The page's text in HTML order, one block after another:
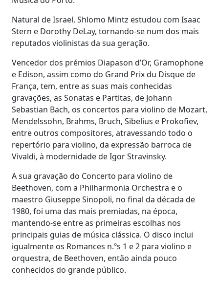
Natural de Israel, Shlomo Mintz estudou com Isaac
Stern e Dorothy DeLay, tornando-se num dos mais
reputados violinistas da sua geração.
Vencedor dos prémios Diapason d’Or, Gramophone
e Edison, assim como do Grand Prix du Disque de
França, tem, entre as suas mais conhecidas
gravações, as Sonatas e Partitas, de Johann
Sebastian Bach, os concertos para violino de Mozart,
Mendelssohn, Brahms, Bruch, Sibelius e Prokofiev,
entre outros compositores, atravessando todo o
repertório para violino, da expressão barroca de
Vivaldi, à modernidade de Igor Stravinsky.
A sua gravação do Concerto para violino de
Beethoven, com a Philharmonia Orchestra e o
maestro Giuseppe Sinopoli, no final da década de
1980, foi uma das mais premiadas, na época,
mantendo-se entre as primeiras escolhas nos
principais guias de música clássica. O disco inclui
igualmente os Romances n.ºs 1 e 2 para violino e
orquestra, de Beethoven, então ainda pouco
conhecidos do grande público.